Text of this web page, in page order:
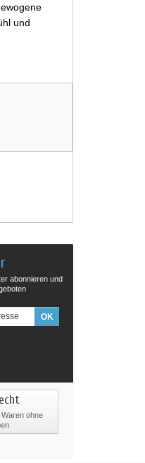
und
abonnieren und
ohne